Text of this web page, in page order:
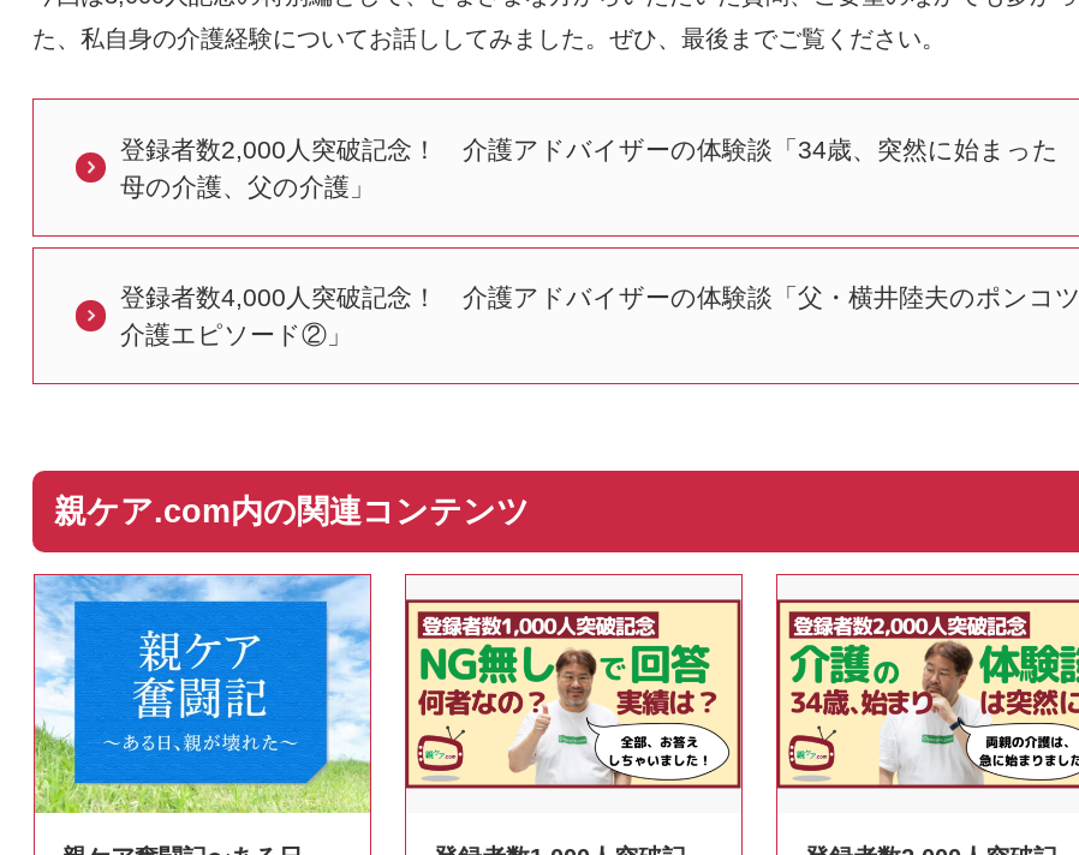
た、私自身の介護経験についてお話ししてみました。ぜひ、最後までご覧ください。
登録者数2,000人突破記念！ 介護アドバイザーの体験談「34歳、突然に始まった
母の介護、父の介護」
登録者数4,000人突破記念！ 介護アドバイザーの体験談「父・横井陸夫のポンコツ
介護エピソード②」
親ケア.com内の関連コンテンツ